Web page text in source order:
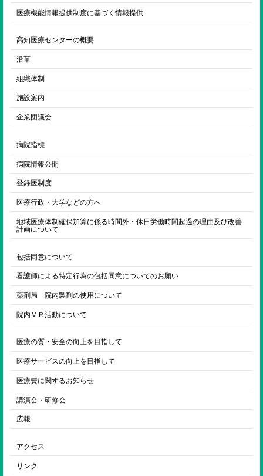
医療機能情報提供制度に基づく情報提供
高知医療センターの概要
沿革
組織体制
施設案内
企業団議会
病院指標
病院情報公開
登録医制度
医療行政・大学などの方へ
地域医療体制確保加算に係る時間外・休日労働時間超過の理由及び改善
計画について
包括同意について
看護師による特定行為の包括同意についてのお願い
薬剤局 院内製剤の使用について
院内ＭＲ活動について
医療の質・安全の向上を目指して
医療サービスの向上を目指して
医療費に関するお知らせ
講演会・研修会
広報
アクセス
リンク